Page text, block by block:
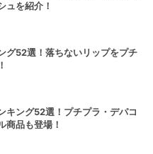
ュを紹介！
グ52選！落ちないリップをプチ
キング52選！プチプラ・デパコ
商品も登場！